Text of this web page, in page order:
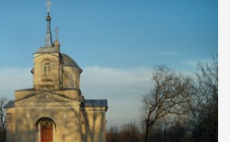
кирилицею, церковнослов’янською
ознаками – цвинтар
19 століттям. У 1924-1940